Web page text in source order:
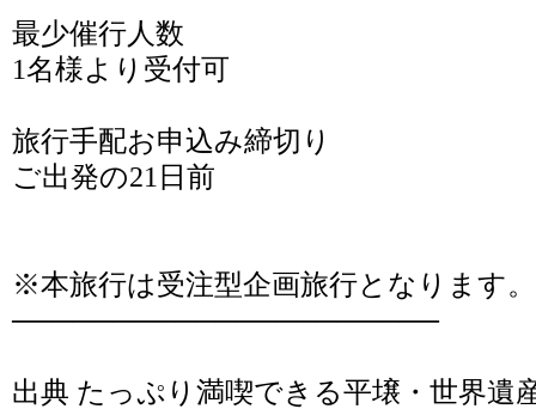
最少催行人数
1名様より受付可
旅行手配お申込み締切り
ご出発の21日前
※本旅行は受注型企画旅行となります。
─────────────────────
出典 たっぷり満喫できる平壌・世界遺